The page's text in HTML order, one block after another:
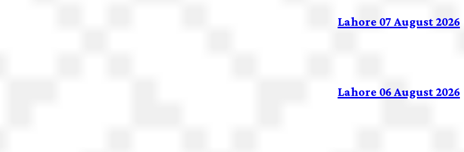
Lahore 07 August 2026
Lahore 06 August 2026